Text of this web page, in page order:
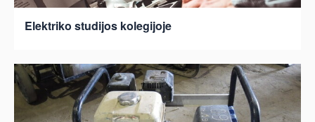
Elektriko studijos kolegijoje